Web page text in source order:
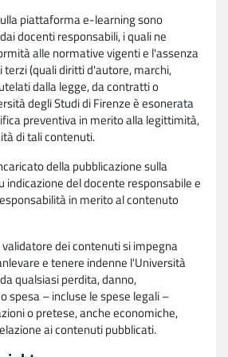
piattaforma e-learning sono
docenti responsabili, i quali ne
alle normative vigenti e l'assenza
terzi (quali diritti d'autore, marchi,
dalla legge, da contratti o
degli Studi di Firenze è esonerata
preventiva in merito alla legittimità,
di tali contenuti.
della pubblicazione sulla
indicazione del docente responsabile e
in merito al contenuto
dei contenuti si impegna
e tenere indenne l'Università
qualsiasi perdita, danno,
spesa – incluse le spese legali –
o pretese, anche economiche,
ai contenuti pubblicati.